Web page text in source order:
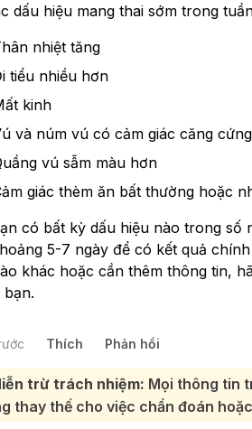
dấu hiệu mang thai sớm trong
nhiệt tăng
tiểu nhiều hơn
kinh
và núm vú có cảm giác căng
vú sẫm màu hơn
giác thèm ăn bất thường hoặc
có bất kỳ dấu hiệu nào trong số
5-7 ngày để có kết quả
khác hoặc cần thêm thông tin,
Thích Phản hồi
trừ trách nhiệm: Mọi thông tin
thay thế cho việc chẩn đoán